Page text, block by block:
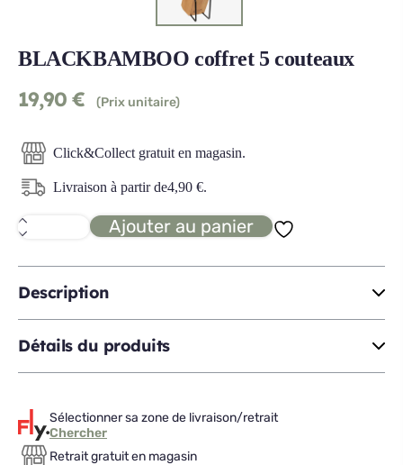
BLACKBAMBOO coffret 5 couteaux
19,90 € (Prix unitaire)
Click&Collect gratuit en magasin.
Livraison à partir de4,90 €.
quantité
de
coffret
5
couteaux
Ajouter au panier
Description
Détails du produits
Sélectionner sa zone de livraison/retrait
Chercher
Retrait gratuit en magasin